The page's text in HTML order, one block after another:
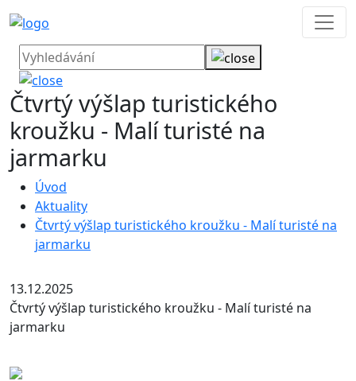
Čtvrtý výšlap turistického
kroužku - Malí turisté na
jarmarku
Úvod
Aktuality
Čtvrtý výšlap turistického kroužku - Malí turisté na
jarmarku
13.12.2025
Čtvrtý výšlap turistického kroužku - Malí turisté na
jarmarku